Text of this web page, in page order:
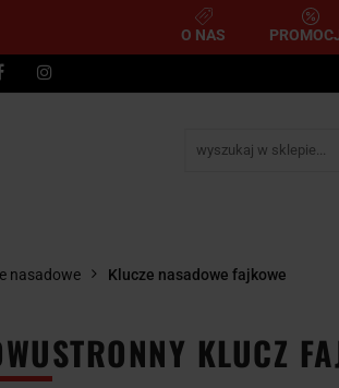
O NAS
ręczne Narzędzia pomiarowe
dynamometryczne
nasadowe Klucze nasadowe fajkowe
KLUCZ